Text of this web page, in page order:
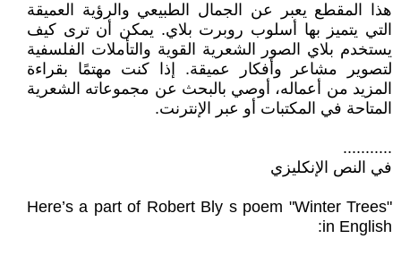
هذا المقطع يعبر عن الجمال الطبيعي والرؤية العميقة
التي يتميز بها أسلوب روبرت بلاي. يمكن أن ترى كيف
يستخدم بلاي الصور الشعرية القوية والتأملات الفلسفية
لتصوير مشاعر وأفكار عميقة. إذا كنت مهتمًا بقراءة
المزيد من أعماله، أوصي بالبحث عن مجموعاته الشعرية
المتاحة في المكتبات أو عبر الإنترنت.
...........
في النص الإنكليزي
Here’s a part of Robert Bly s poem "Winter Trees"
in English: